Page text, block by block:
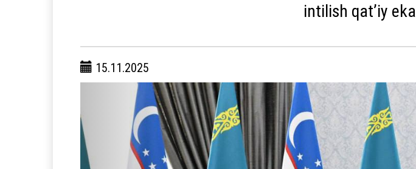
intilish qat’iy
15.11.2025